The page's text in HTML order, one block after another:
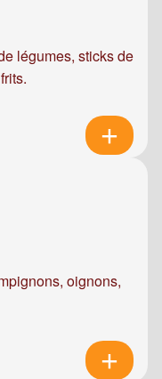
légumes, sticks de
oignons,